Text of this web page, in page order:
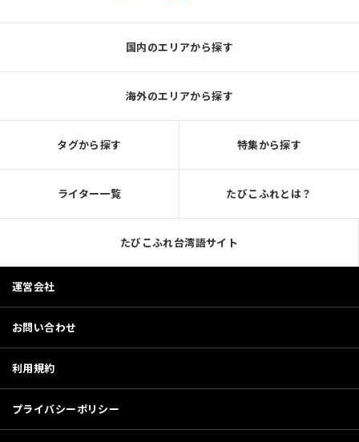
国内のエリアから探す
海外のエリアから探す
タグから探す 特集から探す
ライター一覧 たびこふれとは？
たびこふれ台湾語サイト
運営会社
お問い合わせ
利用規約
プライバシーポリシー